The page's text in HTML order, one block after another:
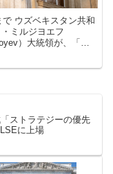
ウズベキスタン共和
ミルジヨエフ
）大統領が、「ベ
ストラテジーの優先
に上場